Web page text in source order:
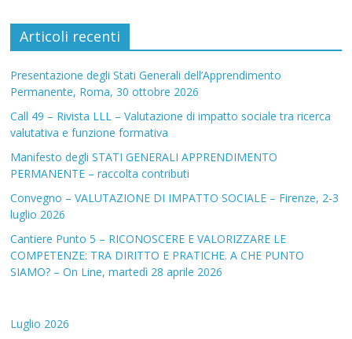
Articoli recenti
Presentazione degli Stati Generali dell’Apprendimento
Permanente, Roma, 30 ottobre 2026
Call 49 – Rivista LLL – Valutazione di impatto sociale tra ricerca
valutativa e funzione formativa
Manifesto degli STATI GENERALI APPRENDIMENTO
PERMANENTE – raccolta contributi
Convegno – VALUTAZIONE DI IMPATTO SOCIALE – Firenze, 2-3
luglio 2026
Cantiere Punto 5 – RICONOSCERE E VALORIZZARE LE
COMPETENZE: TRA DIRITTO E PRATICHE. A CHE PUNTO
SIAMO? – On Line, martedì 28 aprile 2026
Luglio 2026